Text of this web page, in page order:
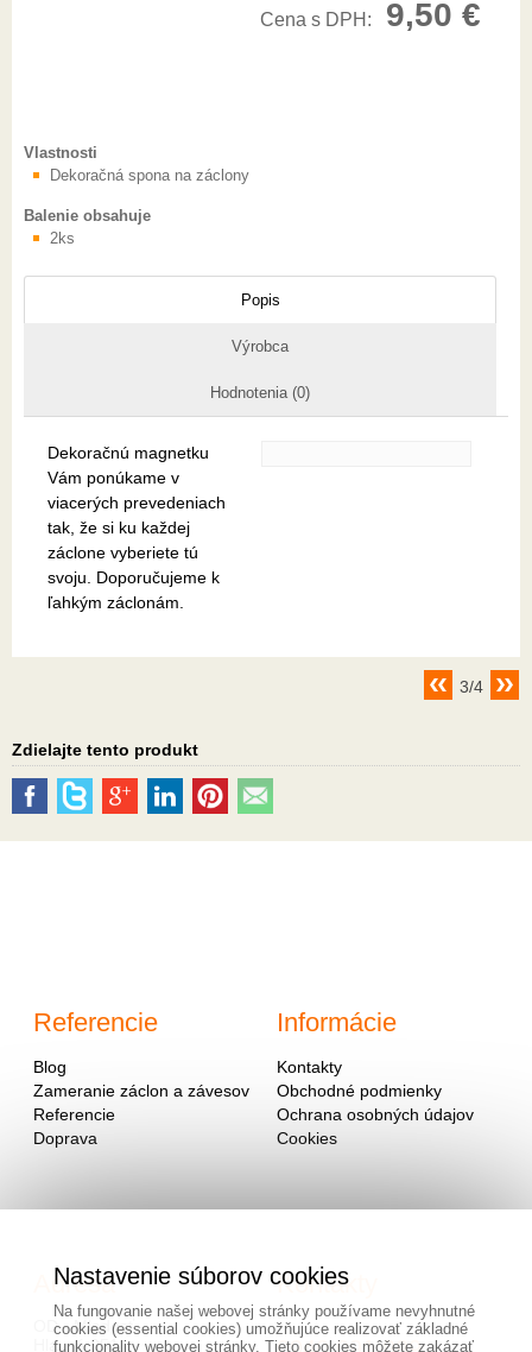
Cena s DPH: 9,50 €
Vlastnosti
Dekoračná spona na záclony
Balenie obsahuje
2ks
Popis
Výrobca
Hodnotenia (0)
Dekoračnú magnetku
Vám ponúkame v
viacerých prevedeniach
tak, že si ku každej
záclone vyberiete tú
svoju. Doporučujeme k
ľahkým záclonám.
3/4
Zdielajte tento produkt
Referencie
Blog
Zameranie záclon a závesov
Referencie
Doprava
Informácie
Kontakty
Obchodné podmienky
Ochrana osobných údajov
Cookies
Adresa
OD - Mladosť
Hlavná 951
Kontakty
Nastavenie súborov cookies
Na fungovanie našej webovej stránky používame nevyhnutné
cookies (essential cookies) umožňujúce realizovať základné
funkcionality webovej stránky. Tieto cookies môžete zakázať